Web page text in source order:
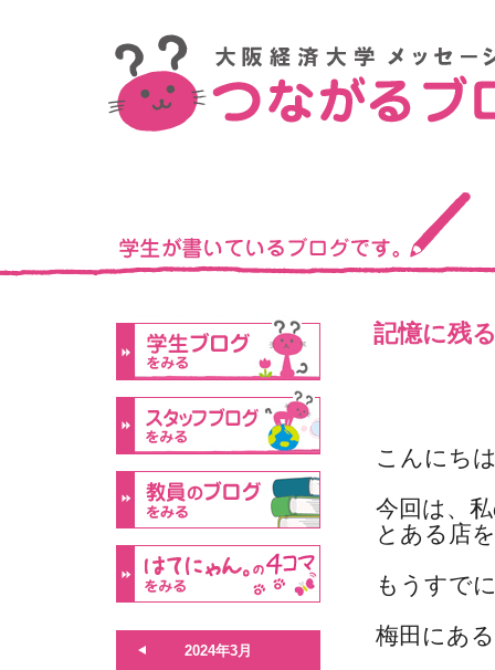
記憶に残
こんにち
今回は、
とある店
もうすで
梅田にあ
2024年3月